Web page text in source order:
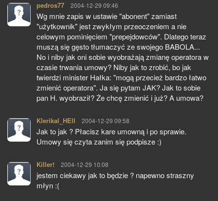
pedros77 pisze:
2004-12-29 09:46
Wg mnie zapis w ustawie "abonent" zamiast
"użytkownik" jest zwykłym przeoczeniem a nie
celowym pominięciem "prepejdowców". Dlatego teraz
muszą się gęsto tłumaczyć ze swojego BABOLA...
No i niby jak oni sobie wyobrażają zmianę operatora w
czasie trwania umowy? Niby jak to zrobić, bo jak
twierdzi minister Hałka: "mogą przecież bardzo łatwo
zmienić operatora". Ja się pytam JAK? Jak to sobie
pan H. wyobraził? Że chcę zmienić i już? A umowa?
Klerikal_HEll pisze:
2004-12-29 09:58
Jak to jak ? Płacisz kare umowną i po sprawie.
Umowy się czyta zanim się podpisze :)
Killer! pisze:
2004-12-29 10:08
jestem ciekawy jak to będzie ? napewno straszny
młyn :(